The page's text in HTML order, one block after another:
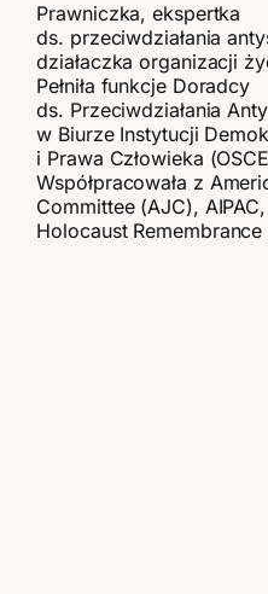
Prawniczka, ekspertka
ds. przeciwdziałania
działaczka organizacji
Pełniła funkcje Doradcy
ds. Przeciwdziałania
w Biurze Instytucji
i Prawa Człowieka
Współpracowała z
Committee (AJC),
Holocaust